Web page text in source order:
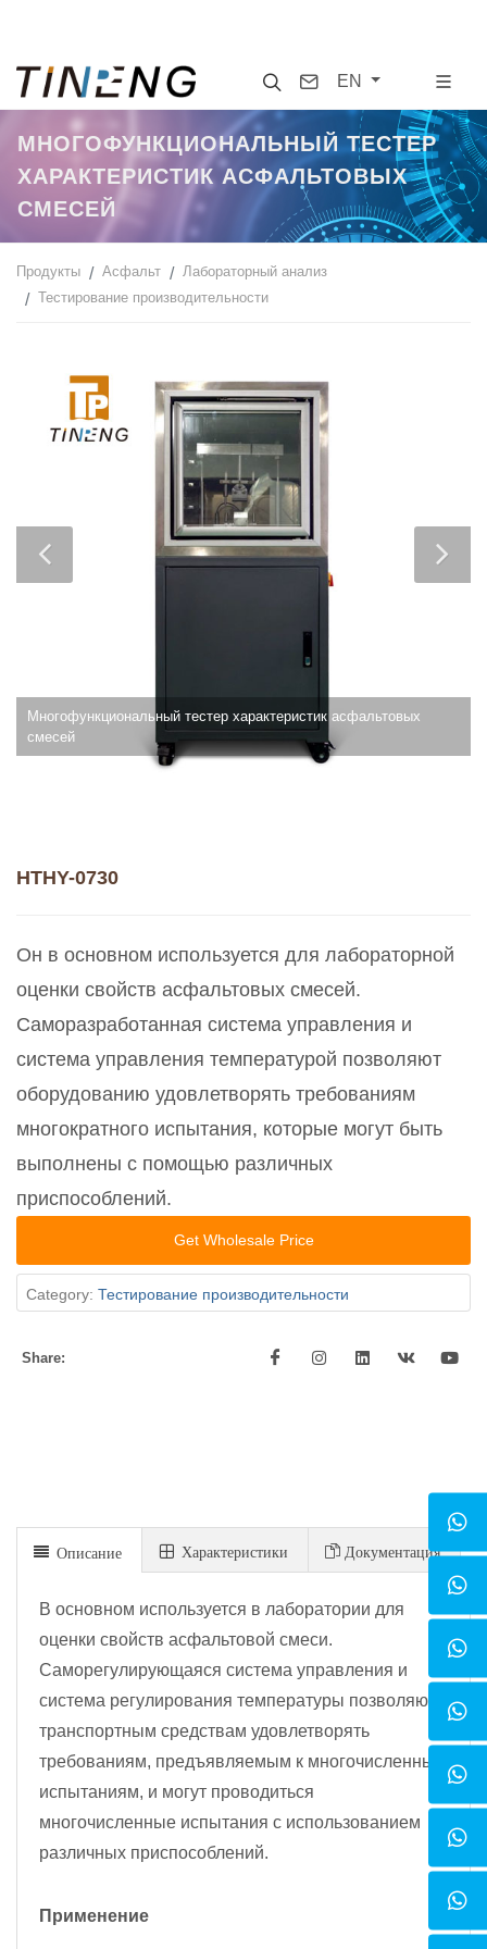
SearchContact
EN
МНОГОФУНКЦИОНАЛЬНЫЙ ТЕСТЕР
ХАРАКТЕРИСТИК АСФАЛЬТОВЫХ
СМЕСЕЙ
Продукты Асфальт
Лабораторный анализ
Тестирование производительности
Многофункциональный тестер характеристик асфальтовых
смесей
HTHY-0730
Он в основном используется для лабораторной
оценки свойств асфальтовых смесей.
Саморазработанная система управления и
система управления температурой позволяют
оборудованию удовлетворять требованиям
многократного испытания, которые могут быть
выполнены с помощью различных
приспособлений.
Get Wholesale Price
Category: Тестирование производительности
Share:
Описание Xарактеристики Документация
В основном используется в лаборатории для
оценки свойств асфальтовой смеси.
Саморегулирующаяся система управления и
система регулирования температуры позволяют
транспортным средствам удовлетворять
требованиям, предъявляемым к многочисленным
испытаниям, и могут проводиться
многочисленные испытания с использованием
различных приспособлений.
Применение